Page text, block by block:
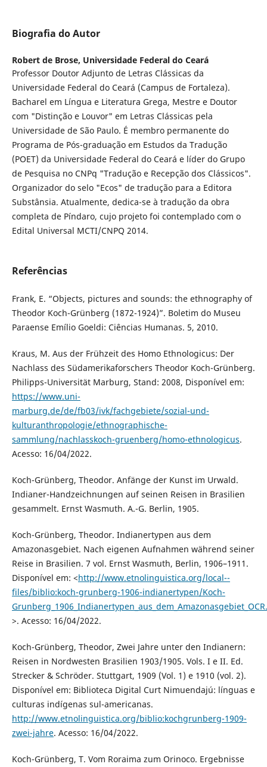
Biografia do Autor
Robert de Brose, Universidade Federal do Ceará
Professor Doutor Adjunto de Letras Clássicas da
Universidade Federal do Ceará (Campus de Fortaleza).
Bacharel em Língua e Literatura Grega, Mestre e Doutor
com "Distinção e Louvor" em Letras Clássicas pela
Universidade de São Paulo. É membro permanente do
Programa de Pós-graduação em Estudos da Tradução
(POET) da Universidade Federal do Ceará e líder do Grupo
de Pesquisa no CNPq "Tradução e Recepção dos Clássicos".
Organizador do selo "Ecos" de tradução para a Editora
Substânsia. Atualmente, dedica-se à tradução da obra
completa de Píndaro, cujo projeto foi contemplado com o
Edital Universal MCTI/CNPQ 2014.
Referências
Frank, E. “Objects, pictures and sounds: the ethnography of
Theodor Koch-Grünberg (1872-1924)”. Boletim do Museu
Paraense Emílio Goeldi: Ciências Humanas. 5, 2010.
Kraus, M. Aus der Frühzeit des Homo Ethnologicus: Der
Nachlass des Südamerikaforschers Theodor Koch-Grünberg.
Philipps-Universität Marburg, Stand: 2008, Disponível em:
https://www.uni-
marburg.de/de/fb03/ivk/fachgebiete/sozial-und-
kulturanthropologie/ethnographische-
sammlung/nachlasskoch-gruenberg/homo-ethnologicus.
Acesso: 16/04/2022.
Koch-Grünberg, Theodor. Anfänge der Kunst im Urwald.
Indianer-Handzeichnungen auf seinen Reisen in Brasilien
gesammelt. Ernst Wasmuth. A.-G. Berlin, 1905.
Koch-Grünberg, Theodor. Indianertypen aus dem
Amazonasgebiet. Nach eigenen Aufnahmen während seiner
Reise in Brasilien. 7 vol. Ernst Wasmuth, Berlin, 1906–1911.
Disponível em: <http://www.etnolinguistica.org/local--
files/biblio:koch-grunberg-1906-indianertypen/Koch-
>. Acesso: 16/04/2022.
Koch-Grünberg, Theodor, Zwei Jahre unter den Indianern:
Reisen in Nordwesten Brasilien 1903/1905. Vols. I e II. Ed.
Strecker & Schröder. Stuttgart, 1909 (Vol. 1) e 1910 (vol. 2).
Disponível em: Biblioteca Digital Curt Nimuendajú: línguas e
culturas indígenas sul-americanas.
http://www.etnolinguistica.org/biblio:kochgrunberg-1909-
zwei-jahre. Acesso: 16/04/2022.
Koch-Grünberg, T. Vom Roraima zum Orinoco. Ergebnisse